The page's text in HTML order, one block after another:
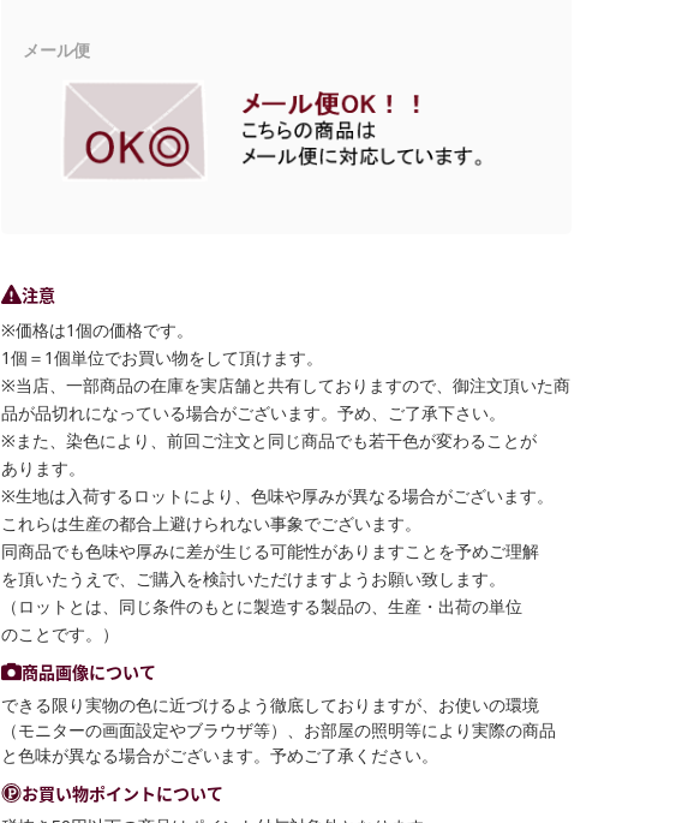
メール便
注意
※価格は1個の価格です。
1個＝1個単位でお買い物をして頂けます。
※当店、一部商品の在庫を実店舗と共有しておりますので、御注文頂いた商
品が品切れになっている場合がございます。予め、ご了承下さい。
※また、染色により、前回ご注文と同じ商品でも若干色が変わることが
あります。
※生地は入荷するロットにより、色味や厚みが異なる場合がございます。
これらは生産の都合上避けられない事象でございます。
同商品でも色味や厚みに差が生じる可能性がありますことを予めご理解
を頂いたうえで、ご購入を検討いただけますようお願い致します。
（ロットとは、同じ条件のもとに製造する製品の、生産・出荷の単位
のことです。）
商品画像について
できる限り実物の色に近づけるよう徹底しておりますが、お使いの環境
（モニターの画面設定やブラウザ等）、お部屋の照明等により実際の商品
と色味が異なる場合がございます。予めご了承ください。
お買い物ポイントについて